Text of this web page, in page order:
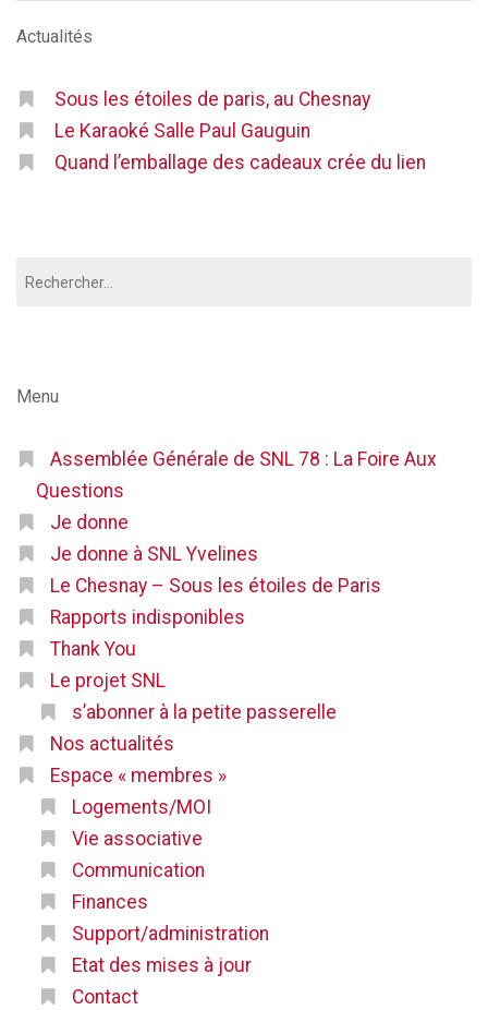
Actualités
Sous les étoiles de paris, au Chesnay
Le Karaoké Salle Paul Gauguin
Quand l’emballage des cadeaux crée du lien
Menu
Assemblée Générale de SNL 78 : La Foire Aux
Questions
Je donne
Je donne à SNL Yvelines
Le Chesnay – Sous les étoiles de Paris
Rapports indisponibles
Thank You
Le projet SNL
s’abonner à la petite passerelle
Nos actualités
Espace « membres »
Logements/MOI
Vie associative
Communication
Finances
Support/administration
Etat des mises à jour
Contact